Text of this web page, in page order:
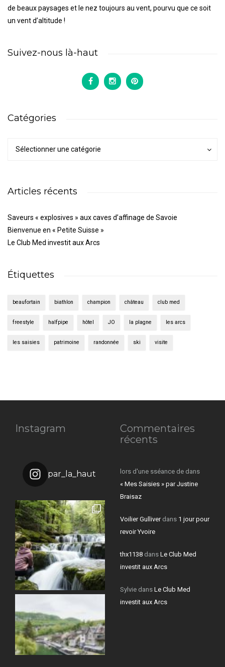
de beaux paysages et le nez toujours au vent, pourvu que ce soit
un vent d’altitude !
Suivez-nous là-haut
Catégories
Sélectionner une catégorie
Articles récents
Saveurs « explosives » aux caves d’affinage de Savoie
Bienvenue en « Petite Suisse »
Le Club Med investit aux Arcs
Étiquettes
beaufortain biathlon champion château club med
freestyle halfpipe hôtel JO la plagne les arcs
les saisies patrimoine randonnée ski visite
Instagram
par_la_haut
Commentaires
récents
lors d'une sséance de dans
« Mes Saisies » par Justine
Braisaz
Voilier Gulliverdans 1 jour pour
revoir Yvoire
thx1138 dans Le Club Med
investit aux Arcs
Sylvie dans Le Club Med
investit aux Arcs